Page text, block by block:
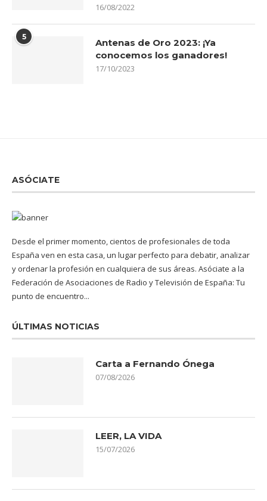
16/08/2022
5
Antenas de Oro 2023: ¡Ya
conocemos los ganadores!
17/10/2023
ASÓCIATE
Desde el primer momento, cientos de profesionales de toda
España ven en esta casa, un lugar perfecto para debatir, analizar
y ordenar la profesión en cualquiera de sus áreas. Asóciate a la
Federación de Asociaciones de Radio y Televisión de España: Tu
punto de encuentro...
ÚLTIMAS NOTICIAS
Carta a Fernando Ónega
07/08/2026
LEER, LA VIDA
15/07/2026